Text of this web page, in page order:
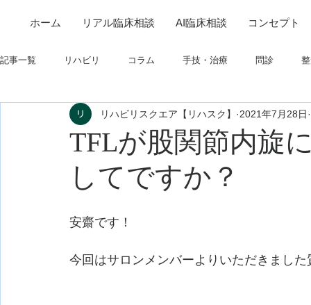
ホーム リアル臨床相談 AI臨床相談 コンセプト
記事一覧 リハビリ コラム 手技・治療 問診
制度関連 学会・研究関連 高次脳機能障害
フィジカルアセスメント 仕事について
TFLが股関節内旋
してですか？
リハビリスクエア【リハスク】 2021年7月28日
安齋です！
今回はサロンメンバーよりいただきまし